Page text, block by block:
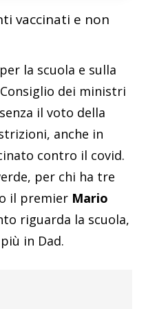
per chi ha tre
il premier
riguarda la scuola,
in Dad.
rafforzato